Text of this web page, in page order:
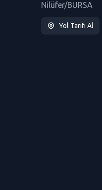
Nilüfer/BURSA
Yol Tarifi Al